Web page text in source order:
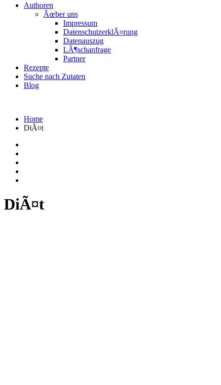
Authoren
Ãœber uns
Impressum
DatenschutzerklÃ¤rung
Datenauszug
LÃ¶schanfrage
Partner
Rezepte
Suche nach Zutaten
Blog
Home
DiÃ¤t
DiÃ¤t